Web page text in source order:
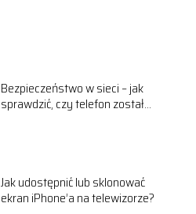
Bezpieczeństwo w sieci – jak
sprawdzić, czy telefon został
Jak udostępnić lub sklonować
ekran iPhone’a na telewizorze?